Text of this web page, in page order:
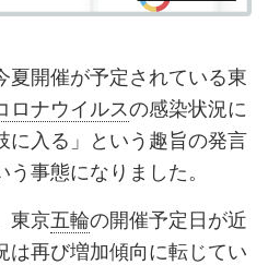
に
加
夏開催が予定されている東
ロナウイルスの感染状況に
に入る」という趣旨の発言
事態になりました。
東京五輪の開催予定日が近
は再び増加傾向に転じてい